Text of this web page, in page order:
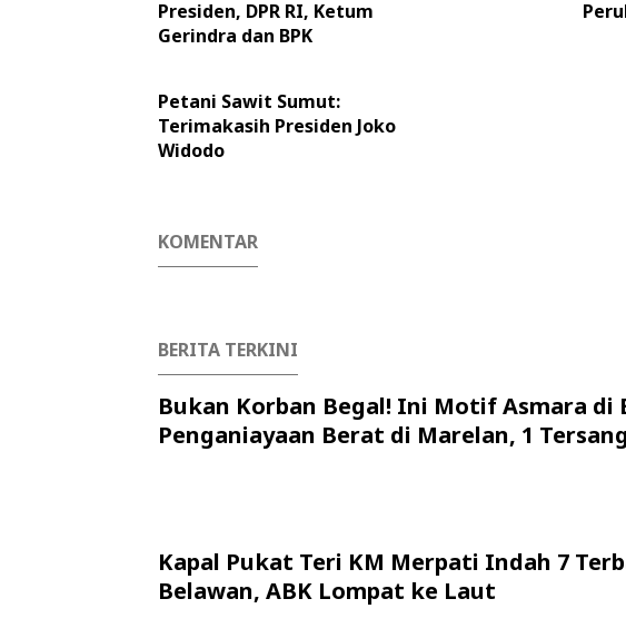
Presiden, DPR RI, Ketum
Gerindra dan BPK
Petani Sawit Sumut:
Terimakasih Presiden Joko
Widodo
KOMENTAR
BERITA TERKINI
Bukan Korban Begal! Ini Motif Asmara di
Penganiayaan Berat di Marelan, 1
Kapal Pukat Teri KM Merpati Indah 7
Belawan, ABK Lompat ke Laut